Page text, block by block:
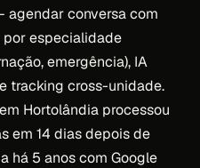
agendar conversa com
especialidade
emergência), IA
tracking cross-unidade.
Hortolândia processou
em 14 dias depois de
há 5 anos com Google